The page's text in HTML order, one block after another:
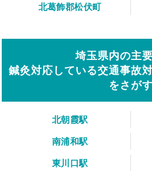
北葛飾郡松伏町
埼玉県内の主
鍼灸対応している交通事故
をさがす
北朝霞駅
南浦和駅
東川口駅